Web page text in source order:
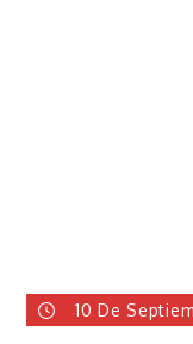
10 De